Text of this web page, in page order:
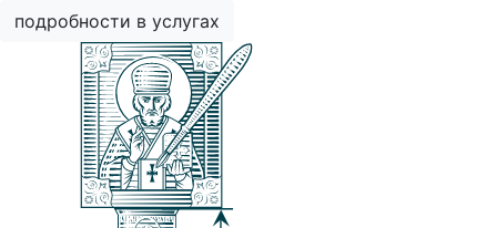
подробности в услугах